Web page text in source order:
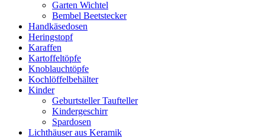
Garten Wichtel
Bembel Beetstecker
Handkäsedosen
Heringstopf
Karaffen
Kartoffeltöpfe
Knoblauchtöpfe
Kochlöffelbehälter
Kinder
Geburtsteller Taufteller
Kindergeschirr
Spardosen
Lichthäuser aus Keramik